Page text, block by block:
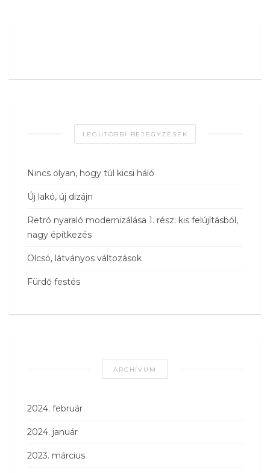
LEGUTÓBBI BEJEGYZÉSEK
Nincs olyan, hogy túl kicsi háló
Új lakó, új dizájn
Retró nyaraló modernizálása 1. rész: kis felújításból,
nagy építkezés
Olcsó, látványos változások
Fürdő festés
ARCHÍVUM
2024. február
2024. január
2023. március